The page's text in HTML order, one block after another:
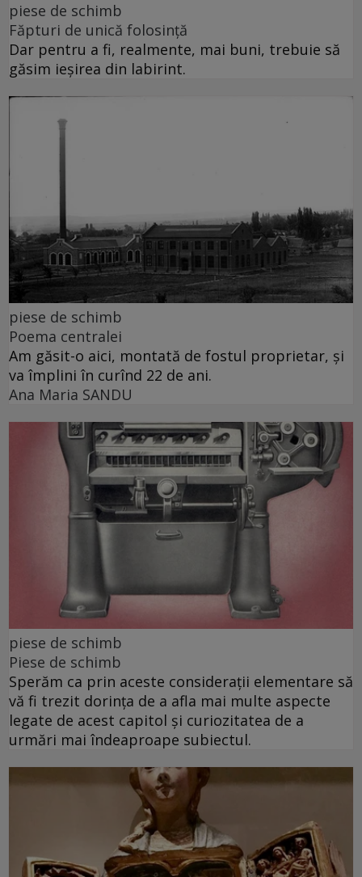
piese de schimb
Făpturi de unică folosință
Dar pentru a fi, realmente, mai buni, trebuie să
găsim ieșirea din labirint.
piese de schimb
Poema centralei
Am găsit-o aici, montată de fostul proprietar, și
va împlini în curînd 22 de ani.
Ana Maria SANDU
piese de schimb
Piese de schimb
Sperăm ca prin aceste considerații elementare să
vă fi trezit dorința de a afla mai multe aspecte
legate de acest capitol și curiozitatea de a
urmări mai îndeaproape subiectul.